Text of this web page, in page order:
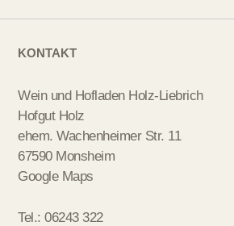
KONTAKT
Wein und Hofladen Holz-Liebrich
Hofgut Holz
ehem. Wachenheimer Str. 11
67590 Monsheim
Google Maps
Tel.: 06243 322